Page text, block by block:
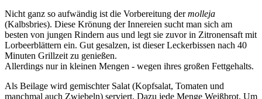
Nicht ganz so aufwändig ist die Vorbereitung dermolleja
(Kalbsbries). Diese Krönung der Innereien sucht man sich am
besten von jungen Rindern aus und legt sie zuvor in Zitronensaft mit
Lorbeerblättern ein. Gut gesalzen, ist dieser Leckerbissen nach 40
Minuten Grillzeit zu genießen.
Allerdings nur in kleinen Mengen - wegen ihres großen Fettgehalts.
Als Beilage wird gemischter Salat (Kopfsalat, Tomaten und
manchmal auch Zwiebeln) serviert. Dazu jede Menge Weißbrot. Um